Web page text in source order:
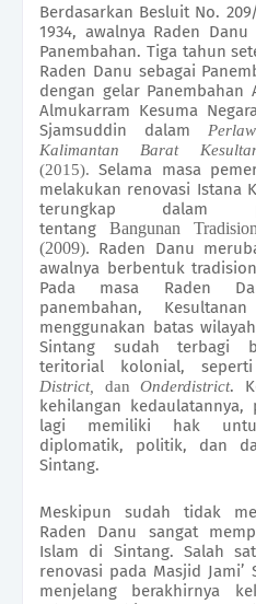
Berdasarkan Besluit No.
1934, awalnya Raden
Panembahan. Tiga tahun
Raden Danu sebagai
dengan gelar Panembahan
Almukarram Kesuma
Sjamsuddin dalam
Kalimantan Barat
(2015). Selama masa
melakukan renovasi Istana
terungkap dalam
tentang Bangunan
(2009). Raden Danu
awalnya berbentuk
Pada masa Raden
panembahan,
menggunakan batas
Sintang sudah terbagi
teritorial kolonial,
District, danOnderdistrict.
kehilangan
lagi memiliki hak
diplomatik, politik, dan
Sintang.
Meskipun sudah tidak
Raden Danu sangat
Islam di Sintang. Salah
renovasi pada Masjid
menjelang berakhirnya